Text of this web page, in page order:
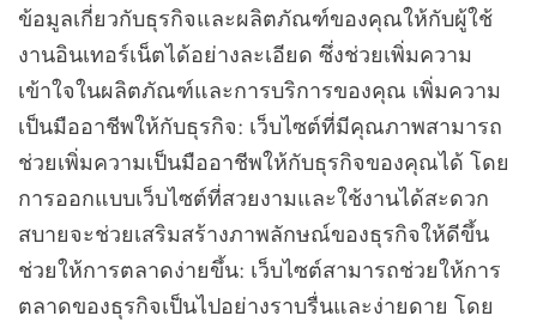
ข้อมูลเกี่ยวกับธุรกิจและผลิตภัณฑ์ของคุณให้กับผู้ใช้
งานอินเทอร์เน็ตได้อย่างละเอียด ซึ่งช่วยเพิ่มความ
เข้าใจในผลิตภัณฑ์และการบริการของคุณ เพิ่มความ
เป็นมืออาชีพให้กับธุรกิจ: เว็บไซต์ที่มีคุณภาพสามารถ
ช่วยเพิ่มความเป็นมืออาชีพให้กับธุรกิจของคุณได้ โดย
การออกแบบเว็บไซต์ที่สวยงามและใช้งานได้สะดวก
สบายจะช่วยเสริมสร้างภาพลักษณ์ของธุรกิจให้ดีขึ้น
ช่วยให้การตลาดง่ายขึ้น: เว็บไซต์สามารถช่วยให้การ
ตลาดของธุรกิจเป็นไปอย่างราบรื่นและง่ายดาย โดย